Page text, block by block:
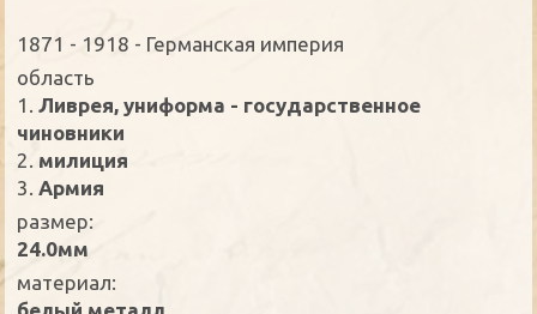
1871 - 1918 - Германская империя
oбласть
1. Ливрея, униформа - государственное
чиновники
2. милиция
3. Армия
размер:
24.0мм
материал: